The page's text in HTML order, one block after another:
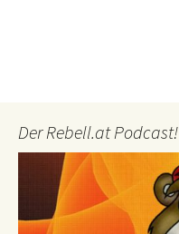
Der Rebell.at Podcast!